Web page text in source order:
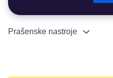
Prašenske nastroje